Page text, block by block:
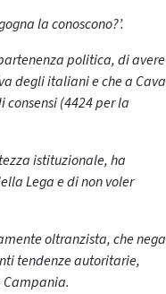
la conoscono?’.
politica, di avere
degli italiani e che a Cava
(4424 per la
istituzionale, ha
Lega e di non voler
oltranzista, che nega
tendenze autoritarie,
Campania.